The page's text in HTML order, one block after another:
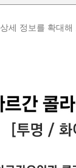
상세 정보를 확대